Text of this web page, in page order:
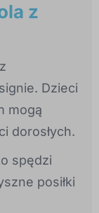
z
Dzieci
mogą
dorosłych.
spędzi
posiłki